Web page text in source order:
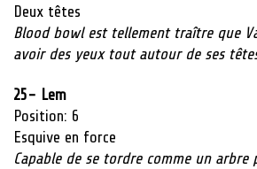
Deux têtes
Blood bowl est tellement traître que
avoir des yeux tout autour de ses
25- Lem
Position: 6
Esquive en force
Capable de se tordre comme un arbre